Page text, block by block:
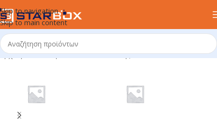
Skip to navigation
Skip to main content
Αρχική σελίδα/Προϊόν Κατασκευαστής/weareok